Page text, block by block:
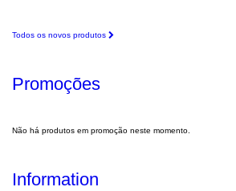
Todos os novos produtos
Promoções
Não há produtos em promoção neste momento.
Information